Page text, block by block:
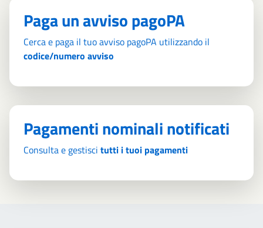
Paga un avviso pagoPA
Cerca e paga il tuo avviso pagoPA utilizzando il
codice/numero avviso
Pagamenti nominali notificati
Consulta e gestisci tutti i tuoi pagamenti